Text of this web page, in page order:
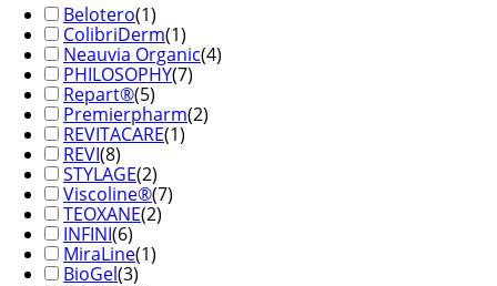
Belotero(1)
ColibriDerm(1)
Neauvia Organic(4)
PHILOSOPHY(7)
Repart®(5)
Premierpharm(2)
REVITACARE(1)
REVI(8)
STYLAGE(2)
Viscoline®(7)
TEOXANE(2)
INFINI(6)
MiraLine(1)
BioGel(3)